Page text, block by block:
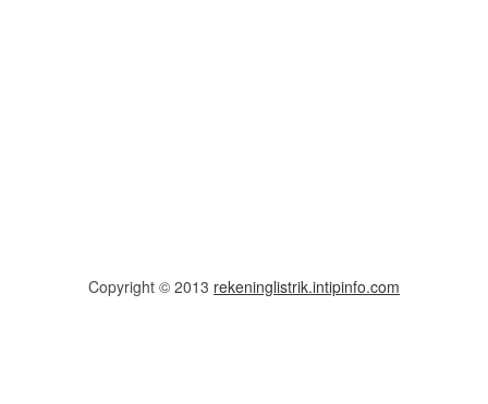
Copyright © 2013 rekeninglistrik.intipinfo.com